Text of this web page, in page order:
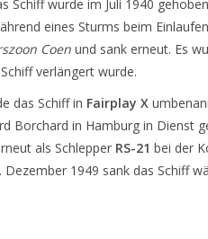
Schiff wurde im Juli 1940
eines Sturms beim
Coenund sank erneut. Es
verlängert wurde.
das Schiff in Fairplay X
Borchard in Hamburg in Dienst
als Schlepper RS-21 bei der
Dezember 1949 sank das Schiff